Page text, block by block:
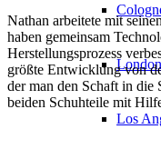
London
Los
Nathan arbeitete mit
haben gemeinsam
Herstellungsprozess
größte Entwicklung von
der man den Schaft in die
beiden Schuhteile mit